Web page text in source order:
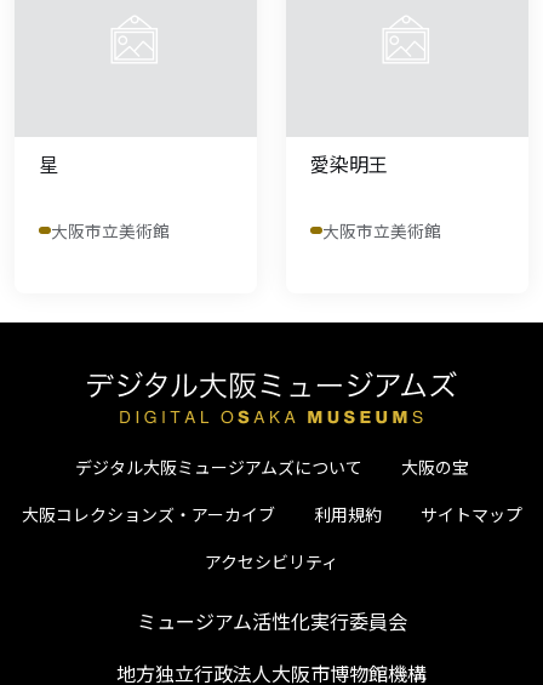
星
大阪市立美術館
愛染明王
大阪市立美術館
デジタル大阪ミュージアムズについて
大阪の宝
大阪コレクションズ・アーカイブ
利用規約
サイトマップ
アクセシビリティ
ミュージアム活性化実行委員会
地方独立行政法人大阪市博物館機構